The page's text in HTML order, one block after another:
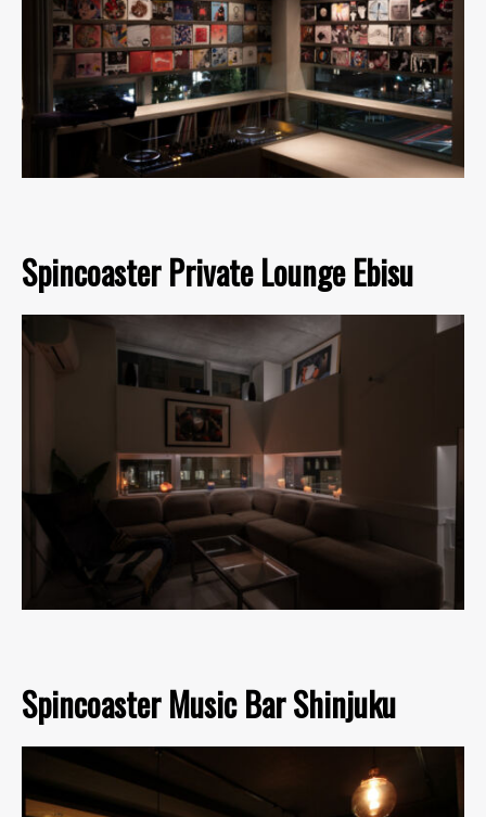
Spincoaster Private Lounge Ebisu
Spincoaster Music Bar Shinjuku